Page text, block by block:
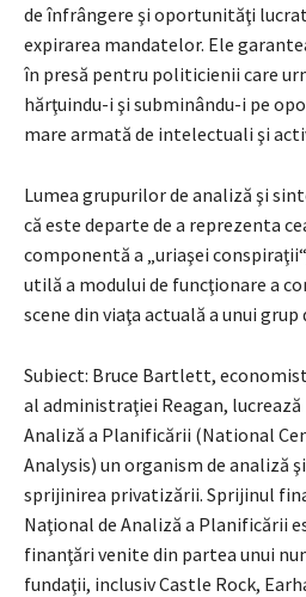
de înfrângere şi oportunităţi
expirarea mandatelor. Ele
în presă pentru politicienii care
hărţuindu-i şi subminându-i pe
mare armată de intelectuali şi
Lumea grupurilor de analiză şi
că este departe de a reprezenta
componentă a „uriaşei
utilă a modului de funcţionare a
scene din viaţa actuală a unui
Subiect: Bruce Bartlett,
al administraţiei Reagan,
Analiză a Planificării (National
Analysis) un organism de analiză
sprijinirea privatizării. Sprijinul
Naţional de Analiză a Planificării
finanţări venite din partea unui
fundaţii, inclusiv Castle Rock,